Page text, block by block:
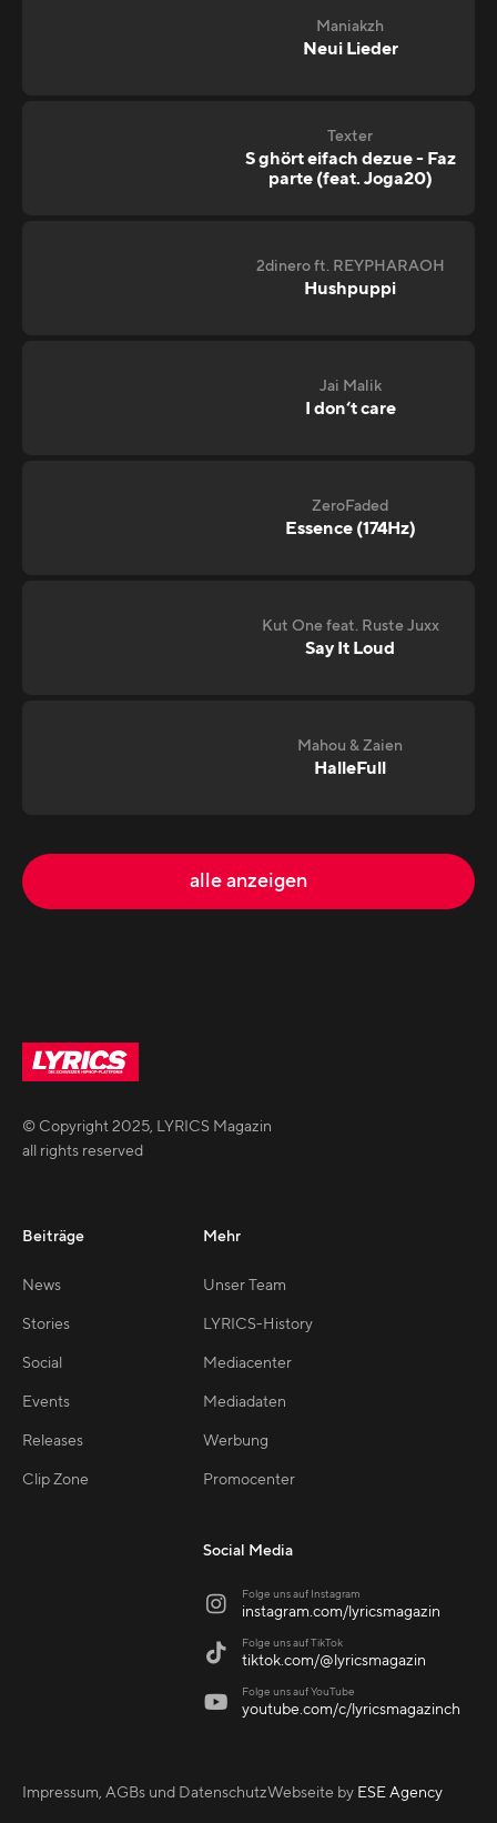
Maniakzh
Neui Lieder
Texter
S ghört eifach dezue - Faz
parte (feat. Joga20)
2dinero ft. REYPHARAOH
Hushpuppi
Jai Malik
I don‘t care
ZeroFaded
Essence (174Hz)
Kut One feat. Ruste Juxx
Say It Loud
Mahou & Zaien
HalleFull
alle anzeigen
© Copyright2025, LYRICS Magazin
all rights reserved
Beiträge
News
Stories
Social
Events
Releases
Clip Zone
Mehr
Unser Team
LYRICS-History
Mediacenter
Mediadaten
Werbung
Promocenter
Social Media
 Folge uns auf Instagram
instagram.com/lyricsmagazin
 Folge uns auf TikTok
tiktok.com/@lyricsmagazin
 Folge uns auf YouTube
youtube.com/c/lyricsmagazinch
Impressum, AGBs und DatenschutzWebseite by ESE Agency